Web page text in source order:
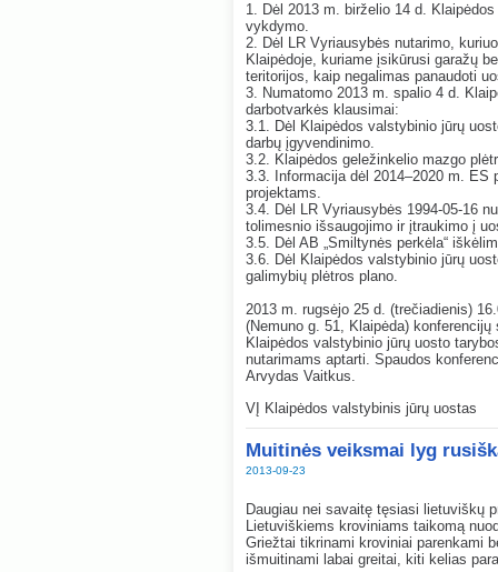
1. Dėl 2013 m. birželio 14 d.
vykdymo.
2. Dėl LR Vyriausybės nutarimo,
Klaipėdoje, kuriame įsikūrusi garažų
teritorijos, kaip negalimas panaudoti
3. Numatomo 2013 m. spalio 4 d.
darbotvarkės klausimai:
3.1. Dėl Klaipėdos valstybinio jūrų
darbų įgyvendinimo.
3.2. Klaipėdos geležinkelio mazgo
3.3. Informacija dėl 2014–2020 m. ES
projektams.
3.4. Dėl LR Vyriausybės 1994-05-16
tolimesnio išsaugojimo ir įtraukimo į
3.5. Dėl AB „Smiltynės perkėla“
3.6. Dėl Klaipėdos valstybinio jūrų
galimybių plėtros plano.
2013 m. rugsėjo 25 d. (trečiadienis)
(Nemuno g. 51, Klaipėda)
Klaipėdos valstybinio jūrų uosto
nutarimams aptarti. Spaudos
Arvydas Vaitkus.
VĮ Klaipėdos valstybinis jūrų uostas
Muitinės veiksmai lyg
2013-09-23
Daugiau nei savaitę tęsiasi lietuviškų
Lietuviškiems kroviniams taikomą
Griežtai tikrinami kroviniai parenkami
išmuitinami labai greitai, kiti kelias